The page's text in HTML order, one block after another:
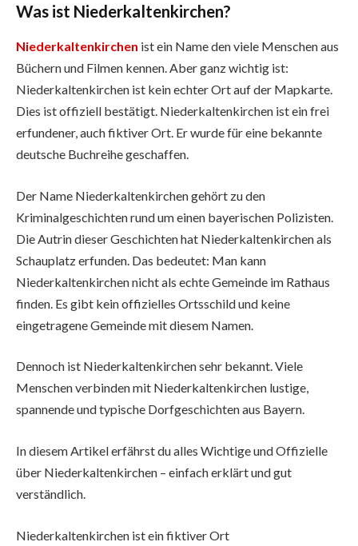
Was ist Niederkaltenkirchen?
Niederkaltenkirchen ist ein Name den viele Menschen aus
Büchern und Filmen kennen. Aber ganz wichtig ist:
Niederkaltenkirchen ist kein echter Ort auf der Mapkarte.
Dies ist offiziell bestätigt. Niederkaltenkirchen ist ein frei
erfundener, auch fiktiver Ort. Er wurde für eine bekannte
deutsche Buchreihe geschaffen.
Der Name Niederkaltenkirchen gehört zu den
Kriminalgeschichten rund um einen bayerischen Polizisten.
Die Autrin dieser Geschichten hat Niederkaltenkirchen als
Schauplatz erfunden. Das bedeutet: Man kann
Niederkaltenkirchen nicht als echte Gemeinde im Rathaus
finden. Es gibt kein offizielles Ortsschild und keine
eingetragene Gemeinde mit diesem Namen.
Dennoch ist Niederkaltenkirchen sehr bekannt. Viele
Menschen verbinden mit Niederkaltenkirchen lustige,
spannende und typische Dorfgeschichten aus Bayern.
In diesem Artikel erfährst du alles Wichtige und Offizielle
über Niederkaltenkirchen – einfach erklärt und gut
verständlich.
Niederkaltenkirchen ist ein fiktiver Ort